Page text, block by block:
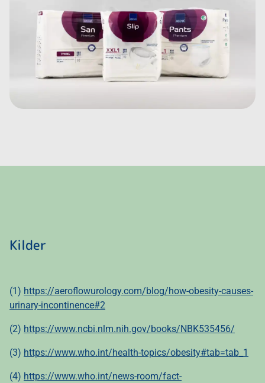
Kilder
(1) https://aeroflowurology.com/blog/how-obesity-causes-
urinary-incontinence#2
(2) https://www.ncbi.nlm.nih.gov/books/NBK535456/
(3) https://www.who.int/health-topics/obesity#tab=tab_1
(4) https://www.who.int/news-room/fact-